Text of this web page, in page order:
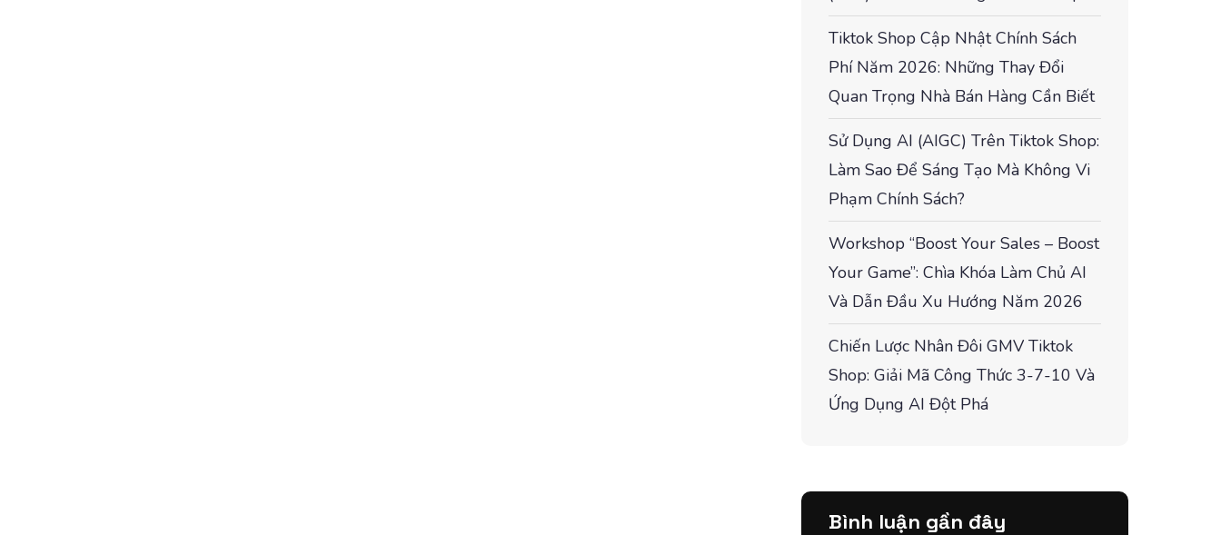
Tiktok Shop Cập Nhật Chính Sách
Phí Năm 2026: Những Thay Đổi
Quan Trọng Nhà Bán Hàng Cần Biết
Sử Dụng AI (AIGC) Trên Tiktok Shop:
Làm Sao Để Sáng Tạo Mà Không Vi
Phạm Chính Sách?
Workshop “Boost Your Sales – Boost
Your Game”: Chìa Khóa Làm Chủ AI
Và Dẫn Đầu Xu Hướng Năm 2026
Chiến Lược Nhân Đôi GMV Tiktok
Shop: Giải Mã Công Thức 3-7-10 Và
Ứng Dụng AI Đột Phá
Bình luận gần đây